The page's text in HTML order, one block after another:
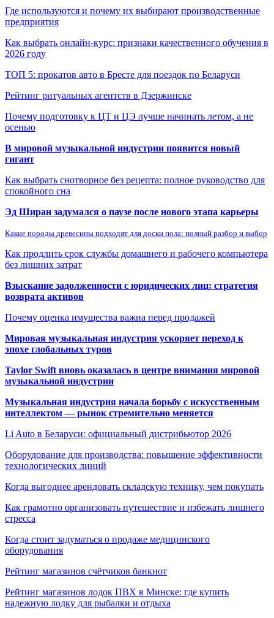
Где используются и почему их выбирают производственные
предприятия
Как выбрать онлайн-курс: признаки качественного обучения в
2026 году
ТОП 5: прокатов авто в Бресте для поездок по Беларуси
Рейтинг ритуальных агентств в Дзержинске
Почему подготовку к ЦТ и ЦЭ лучше начинать летом, а не
осенью
В мировой музыкальной индустрии появится новый
гигант
Как выбрать снотворное без рецепта: полное руководство для
спокойного сна
Эд Ширан задумался о паузе после нового этапа карьеры
Какие породы древесины подходят для доски пола: полный разбор и выбор
Как продлить срок службы домашнего и рабочего компьютера
без лишних затрат
Взыскание задолженности с юридических лиц: стратегия
возврата активов
Почему оценка имущества важна перед продажей
Мировая музыкальная индустрия ускоряет переход к
эпохе глобальных туров
Taylor Swift вновь оказалась в центре внимания мировой
музыкальной индустрии
Музыкальная индустрия начала борьбу с искусственным
интеллектом — рынок стремительно меняется
Li Auto в Беларуси: официальный дистрибьютор 2026
Оборудование для производства: повышение эффективности
технологических линий
Когда выгоднее арендовать складскую технику, чем покупать
Как грамотно организовать путешествие и избежать лишнего
стресса
Когда стоит задуматься о продаже медицинского
оборудования
Рейтинг магазинов счётчиков банкнот
Рейтинг магазинов лодок ПВХ в Минске: где купить
надежную лодку для рыбалки и отдыха